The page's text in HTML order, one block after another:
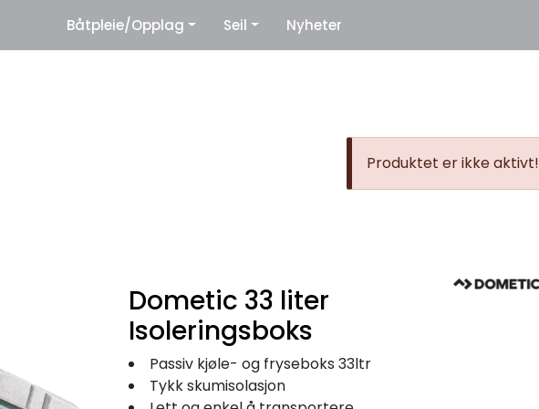
Leverandører
Båtpleie/Opplag Seil Nyheter
Produktet er ikke aktivt!
Dometic 33 liter
Isoleringsboks
Passiv kjøle- og fryseboks 33ltr
Tykk skumisolasjon